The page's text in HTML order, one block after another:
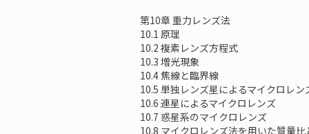
第10章 重力レンズ法
10.1 原理
10.2 複素レンズ方程式
10.3 増光現象
10.4 焦線と臨界線
10.5 単独レンズ星によるマイクロレン
10.6 連星によるマイクロレンズ
10.7 惑星系のマイクロレンズ
10.8 マイクロレンズ法を用いた質量